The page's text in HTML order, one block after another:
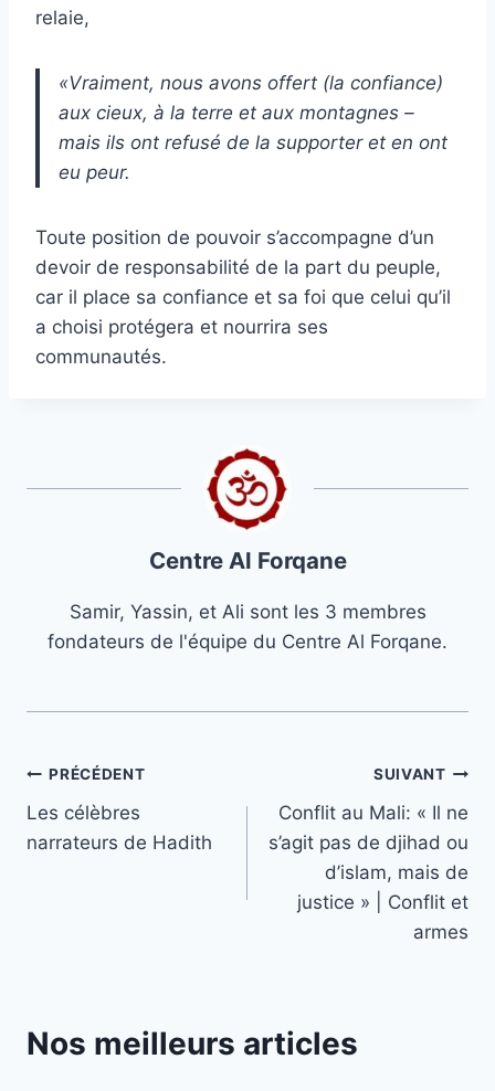
relaie,
«Vraiment, nous avons offert (la confiance)
aux cieux, à la terre et aux montagnes –
mais ils ont refusé de la supporter et en ont
eu peur.
Toute position de pouvoir s’accompagne d’un
devoir de responsabilité de la part du peuple,
car il place sa confiance et sa foi que celui qu’il
a choisi protégera et nourrira ses
communautés.
Centre Al Forqane
Samir, Yassin, et Ali sont les 3 membres
fondateurs de l'équipe du Centre Al Forqane.
Navigation
de
PRÉCÉDENT
Les célèbres
narrateurs de Hadith
SUIVANT
Conflit au Mali: « Il ne
s’agit pas de djihad ou
d’islam, mais de
justice » | Conflit et
armes
Nos meilleurs articles